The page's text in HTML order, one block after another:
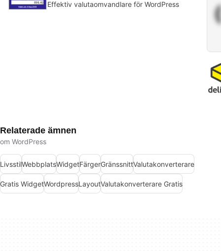
Effektiv valutaomvandlare för WordPress
Relaterade ämnen
om WordPress
LivsstilWebbplatsWidgetFärgerGränssnittValutakonverterare
Gratis WidgetWordpressLayoutValutakonverterare Gratis